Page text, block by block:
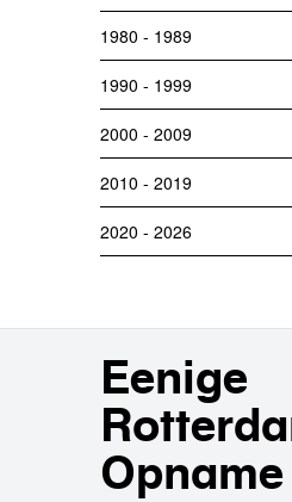
1980 - 1989
1990 - 1999
2000 - 2009
2010 - 2019
2020 - 2026
Eenige
Opname